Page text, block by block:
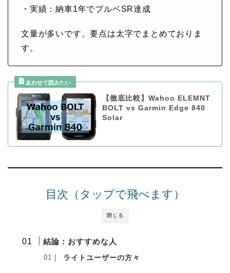
・実績：納車1年でブルベSR達成
文量が多いです。要点は太字でまとめておりま
す。
【徹底比較】Wahoo ELEMNT
BOLT vs Garmin Edge 840
Solar
閉じる
目次（タップで飛べます）
結論：おすすめな人
ライトユーザーの方々